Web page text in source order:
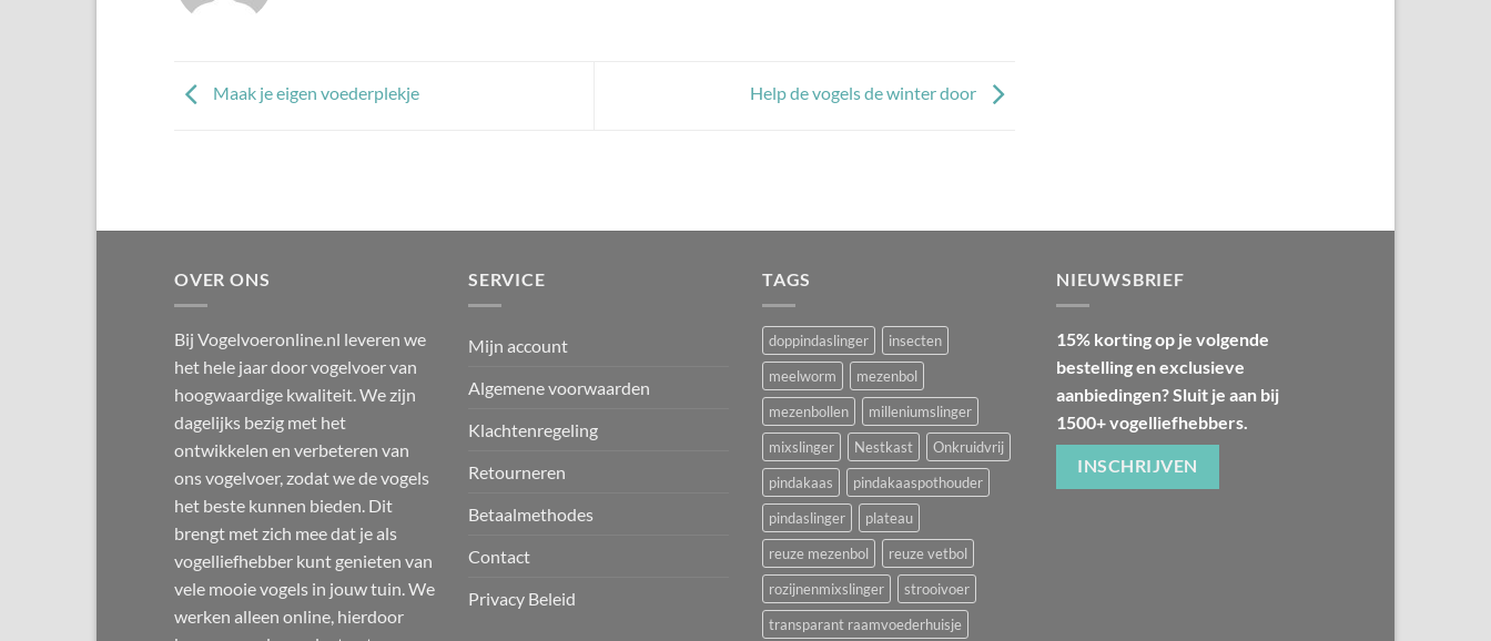
Maak je eigen voederplekje Help de vogels de winter door
OVER ONS
Bij Vogelvoeronline.nl leveren we
het hele jaar door vogelvoer van
hoogwaardige kwaliteit. We zijn
dagelijks bezig met het
ontwikkelen en verbeteren van
ons vogelvoer, zodat we de vogels
het beste kunnen bieden. Dit
brengt met zich mee dat je als
vogelliefhebber kunt genieten van
vele mooie vogels in jouw tuin. We
werken alleen online, hierdoor
SERVICE
Mijn account
Algemene voorwaarden
Klachtenregeling
Retourneren
Betaalmethodes
Contact
Privacy Beleid
TAGS
doppindaslinger
insecten
meelworm
mezenbol
mezenbollen
milleniumslinger
mixslinger
Nestkast
Onkruidvrij
pindakaas
pindakaaspothouder
pindaslinger
plateau
reuze mezenbol
reuze vetbol
rozijnenmixslinger
strooivoer
transparant raamvoederhuisje
NIEUWSBRIEF
15% korting op je volgende
bestelling en exclusieve
aanbiedingen? Sluit je aan bij
1500+ vogelliefhebbers.
INSCHRIJVEN